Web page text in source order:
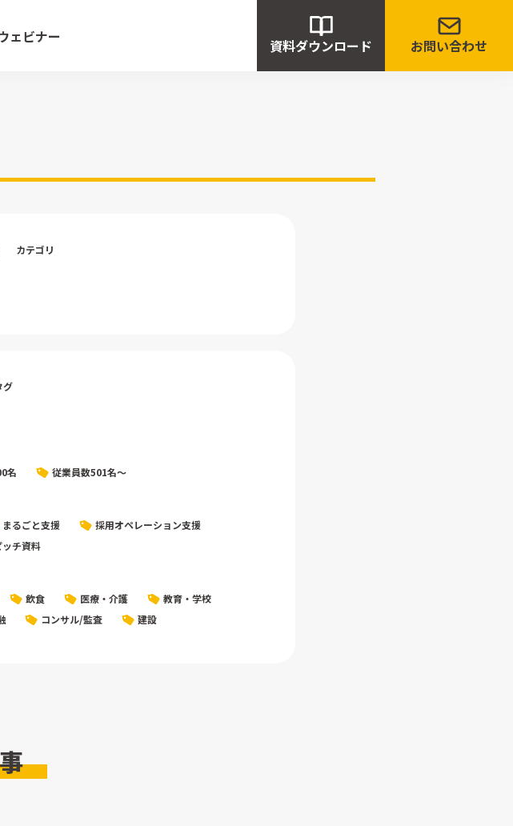
ェビナー
資料ダウンロード お問い合わせ
カテゴリ
グ
名 従業員数501名〜
まるごと支援
採用オペレーション支援
チ資料
飲食 医療・介護
教育・学校
コンサル/監査 建設